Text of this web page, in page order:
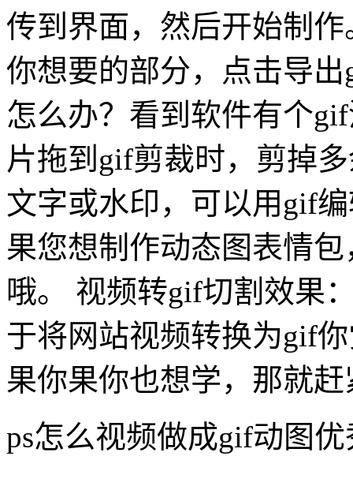
传到界面，然后开始制
你想要的部分，点击导
怎么办？看到软件有个
片拖到gif剪裁时，剪掉
文字或水印，可以用gif
果您想制作动态图表情
哦。 视频转gif切割效果
于将网站视频转换为gif
果你果你也想学，那就
ps怎么视频做成gif动图